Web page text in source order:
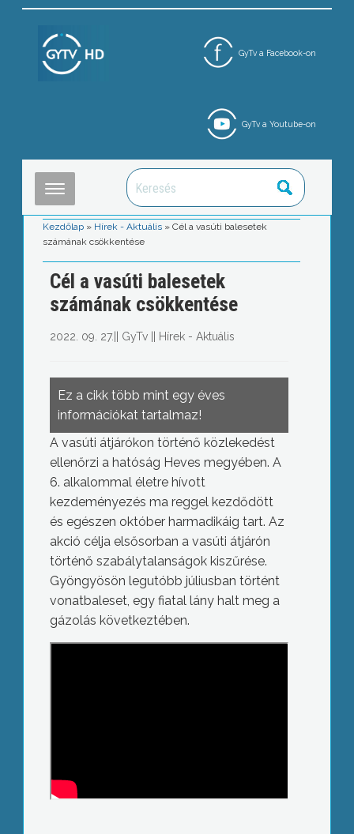
GyTv a Facebook-on
GyTv a Youtube-on
Kezdőlap » Hírek - Aktuális »Cél a vasúti balesetek
számának csökkentése
Cél a vasúti balesetek
számának csökkentése
2022. 09. 27. GyTv|| Hírek - Aktuális
Ez a cikk több mint egy éves
információkat tartalmaz!
A vasúti átjárókon történő közlekedést
ellenőrzi a hatóság Heves megyében. A
6. alkalommal életre hívott
kezdeményezés ma reggel kezdődött
és egészen október harmadikáig tart. Az
akció célja elsősorban a vasúti átjárón
történő szabálytalanságok kiszűrése.
Gyöngyösön legutóbb júliusban történt
vonatbaleset, egy fiatal lány halt meg a
gázolás következtében.